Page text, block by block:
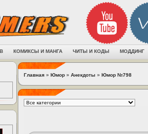
КОМИКСЫ И МАНГА ЧИТЫ И КОДЫ МОДДИНГ
Главная » Юмор » Анекдоты » Юмор №798